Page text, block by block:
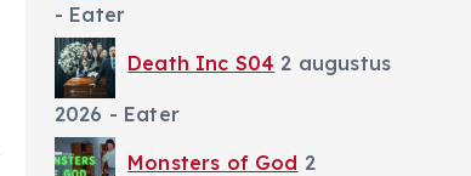
- Eater
Death Inc S04 2 augustus
2026 - Eater
Monsters of God 2